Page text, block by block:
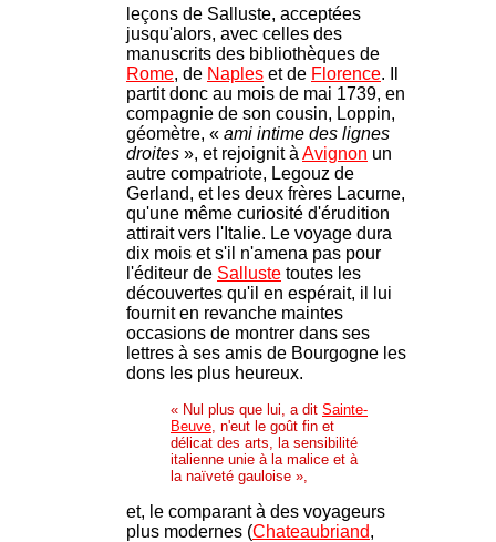
leçons de Salluste, acceptées
jusqu'alors, avec celles des
manuscrits des bibliothèques de
Rome, de Naples et de Florence. Il
partit donc au mois de mai 1739, en
compagnie de son cousin, Loppin,
géomètre, « ami intime des lignes
droites », et rejoignit à Avignon un
autre compatriote, Legouz de
Gerland, et les deux frères Lacurne,
qu'une même curiosité d'érudition
attirait vers l'Italie. Le voyage dura
dix mois et s'il n'amena pas pour
l'éditeur de Salluste toutes les
découvertes qu'il en espérait, il lui
fournit en revanche maintes
occasions de montrer dans ses
lettres à ses amis de Bourgogne les
dons les plus heureux.
« Nul plus que lui, a dit Sainte-
Beuve, n'eut le goût fin et
délicat des arts, la sensibilité
italienne unie à la malice et à
la naïveté gauloise »,
et, le comparant à des voyageurs
plus modernes (Chateaubriand,